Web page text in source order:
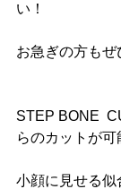
い！
お急ぎの方も
STEP BONE
らのカットが
小顔に見せる